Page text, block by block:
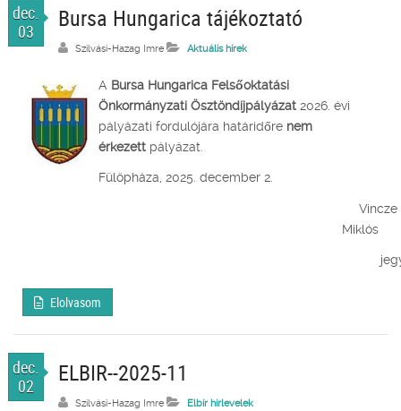
dec.
03
Bursa Hungarica tájékoztató
Szilvási-Hazag Imre Aktuális hírek
A Bursa Hungarica Felsőoktatási
Önkormányzati Ösztöndíjpályázat 2026. évi
pályázati fordulójára határidőre nem
érkezett pályázat.
Fülöpháza, 2025. december 2.
Vincze
Miklós
Elolvasom
dec.
02
ELBIR--2025-11
Szilvási-Hazag Imre Elbír hírlevelek